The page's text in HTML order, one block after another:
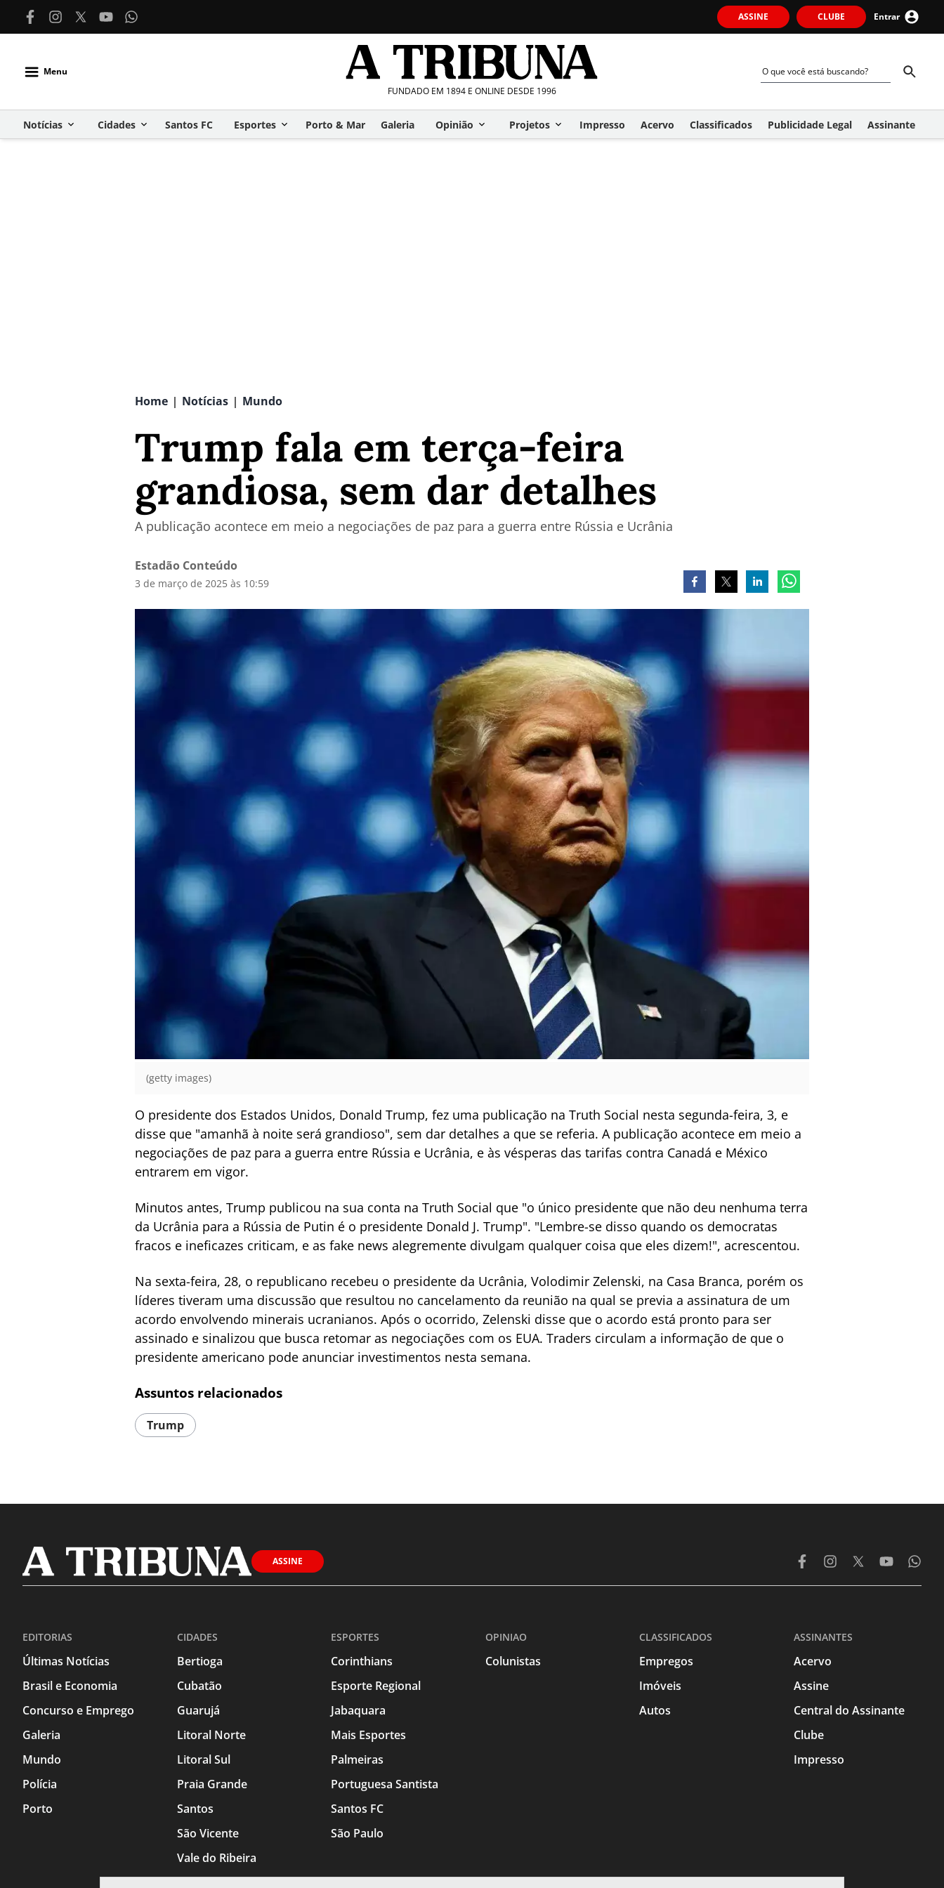
ASSINE CLUBE Entrar
Menu
FUNDADO EM 1894 E ONLINE DESDE 1996
Notícias Cidades Santos FC Esportes Porto & Mar Galeria Opinião Projetos Impresso Acervo Classificados Publicidade Legal Assinante
Home | Notícias | Mundo
Trump fala em terça-feira
grandiosa, sem dar detalhes
A publicação acontece em meio a negociações de paz para a guerra entre Rússia e Ucrânia
Estadão Conteúdo
3 de março de 2025 às 10:59
(getty images)
O presidente dos Estados Unidos, Donald Trump, fez uma publicação na Truth Social nesta segunda-feira, 3, e
disse que "amanhã à noite será grandioso", sem dar detalhes a que se referia. A publicação acontece em meio a
negociações de paz para a guerra entre Rússia e Ucrânia, e às vésperas das tarifas contra Canadá e México
entrarem em vigor.
Minutos antes, Trump publicou na sua conta na Truth Social que "o único presidente que não deu nenhuma terra
da Ucrânia para a Rússia de Putin é o presidente Donald J. Trump". "Lembre-se disso quando os democratas
fracos e ineficazes criticam, e as fake news alegremente divulgam qualquer coisa que eles dizem!", acrescentou.
Na sexta-feira, 28, o republicano recebeu o presidente da Ucrânia, Volodimir Zelenski, na Casa Branca, porém os
líderes tiveram uma discussão que resultou no cancelamento da reunião na qual se previa a assinatura de um
acordo envolvendo minerais ucranianos. Após o ocorrido, Zelenski disse que o acordo está pronto para ser
assinado e sinalizou que busca retomar as negociações com os EUA. Traders circulam a informação de que o
presidente americano pode anunciar investimentos nesta semana.
Assuntos relacionados
Trump
ASSINE
EDITORIAS
Últimas Notícias
Brasil e Economia
Concurso e Emprego
Galeria
Mundo
Polícia
Porto
CIDADES
Bertioga
Cubatão
Guarujá
Litoral Norte
Litoral Sul
Praia Grande
Santos
São Vicente
Vale do Ribeira
ESPORTES
Corinthians
Esporte Regional
Jabaquara
Mais Esportes
Palmeiras
Portuguesa Santista
Santos FC
São Paulo
OPINIAO
Colunistas
CLASSIFICADOS
Empregos
Imóveis
Autos
ASSINANTES
Acervo
Assine
Central do Assinante
Clube
Impresso